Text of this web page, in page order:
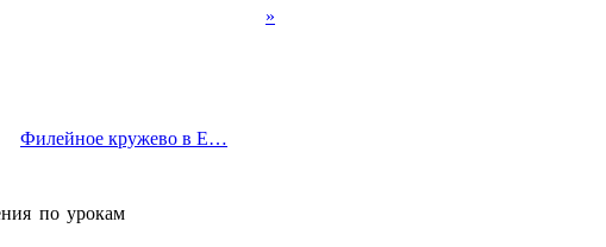
»
Филейное кружево в E…
по урокам